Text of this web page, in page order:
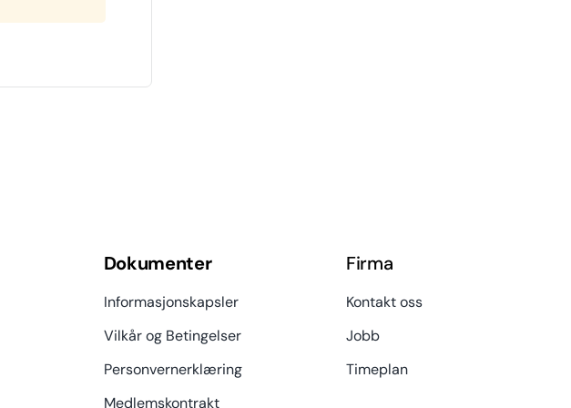
Dokumenter
Informasjonskapsler
Vilkår og Betingelser
Personvernerklæring
Medlemskontrakt
Firma
Kontakt oss
Jobb
Timeplan